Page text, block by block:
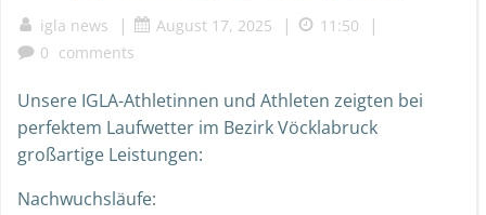
igla news | August 17, 2025 | 11:50 |
0 comments
Unsere IGLA-Athletinnen und Athleten zeigten bei
perfektem Laufwetter im Bezirk Vöcklabruck
großartige Leistungen:
Nachwuchsläufe: